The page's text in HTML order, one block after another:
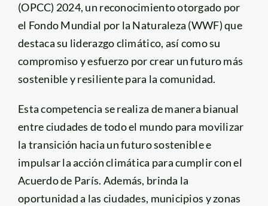
(OPCC) 2024, un reconocimiento otorgado por
el Fondo Mundial por la Naturaleza (WWF) que
destaca su liderazgo climático, así como su
compromiso y esfuerzo por crear un futuro más
sostenible y resiliente para la comunidad.
Esta competencia se realiza de manera bianual
entre ciudades de todo el mundo para movilizar
la transición hacia un futuro sostenible e
impulsar la acción climática para cumplir con el
Acuerdo de París. Además, brinda la
oportunidad a las ciudades, municipios y zonas